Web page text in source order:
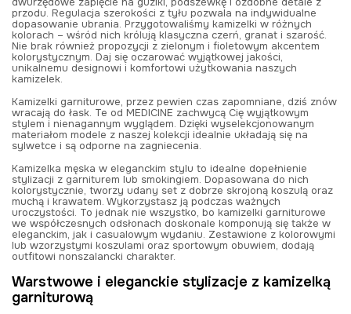
przodu. Regulacja szerokości z tyłu pozwala na indywidualne
dopasowanie ubrania. Przygotowaliśmy kamizelki w różnych
kolorach – wśród nich królują klasyczna czerń, granat i szarość.
Nie brak również propozycji z zielonym i fioletowym akcentem
kolorystycznym. Daj się oczarować wyjątkowej jakości,
unikalnemu designowi i komfortowi użytkowania naszych
kamizelek.
Kamizelki garniturowe, przez pewien czas zapomniane, dziś znów
wracają do łask. Te od MEDICINE zachwycą Cię wyjątkowym
stylem i nienagannym wyglądem. Dzięki wyselekcjonowanym
materiałom modele z naszej kolekcji idealnie układają się na
sylwetce i są odporne na zagniecenia.
Kamizelka męska w eleganckim stylu to idealne dopełnienie
stylizacji z garniturem lub smokingiem. Dopasowana do nich
kolorystycznie, tworzy udany set z dobrze skrojoną koszulą oraz
muchą i krawatem. Wykorzystasz ją podczas ważnych
uroczystości. To jednak nie wszystko, bo kamizelki garniturowe
we współczesnych odsłonach doskonale komponują się także w
eleganckim, jak i casualowym wydaniu. Zestawione z kolorowymi
lub wzorzystymi koszulami oraz sportowym obuwiem, dodają
outfitowi nonszalancki charakter.
Warstwowe i eleganckie stylizacje z kamizelką
garniturową